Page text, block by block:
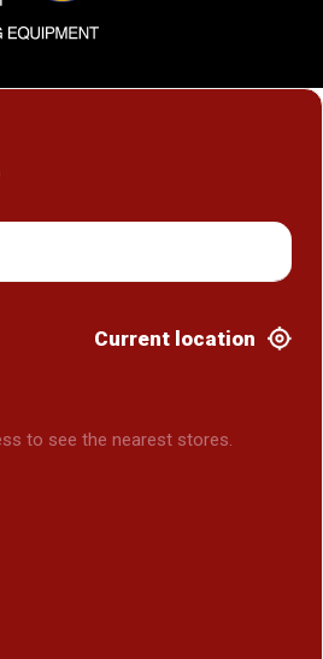
Current location
to see the nearest stores.